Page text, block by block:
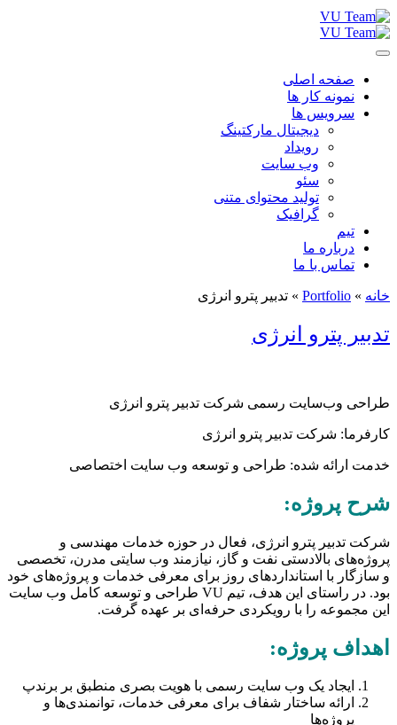
صفحه اصلی
نمونه کار ها
سرویس ها
دیجیتال مارکتینگ
رویداد
وب سایت
سئو
تولید محتوای متنی
گرافیک
تیم
درباره ما
تماس با ما
خانه »
Portfolio
» تدبیر پترو انرژی
تدبیر پترو انرژی
طراحی وب‌سایت رسمی شرکت تدبیر پترو انرژی
کارفرما: شرکت تدبیر پترو انرژی
خدمت ارائه‌ شده: طراحی و توسعه وب‌ سایت اختصاصی
شرح پروژه:
شرکت تدبیر پترو انرژی، فعال در حوزه خدمات مهندسی و
پروژه‌های بالادستی نفت و گاز، نیازمند وب‌ سایتی مدرن، تخصصی
و سازگار با استانداردهای روز برای معرفی خدمات و پروژه‌های خود
بود. در راستای این هدف، تیم VU طراحی و توسعه کامل وب‌ سایت
این مجموعه را با رویکردی حرفه‌ای بر عهده گرفت.
اهداف پروژه:
ایجاد یک وب‌ سایت رسمی با هویت بصری منطبق بر برندپ
ارائه ساختار شفاف برای معرفی خدمات، توانمندی‌ها و
پروژه‌ها